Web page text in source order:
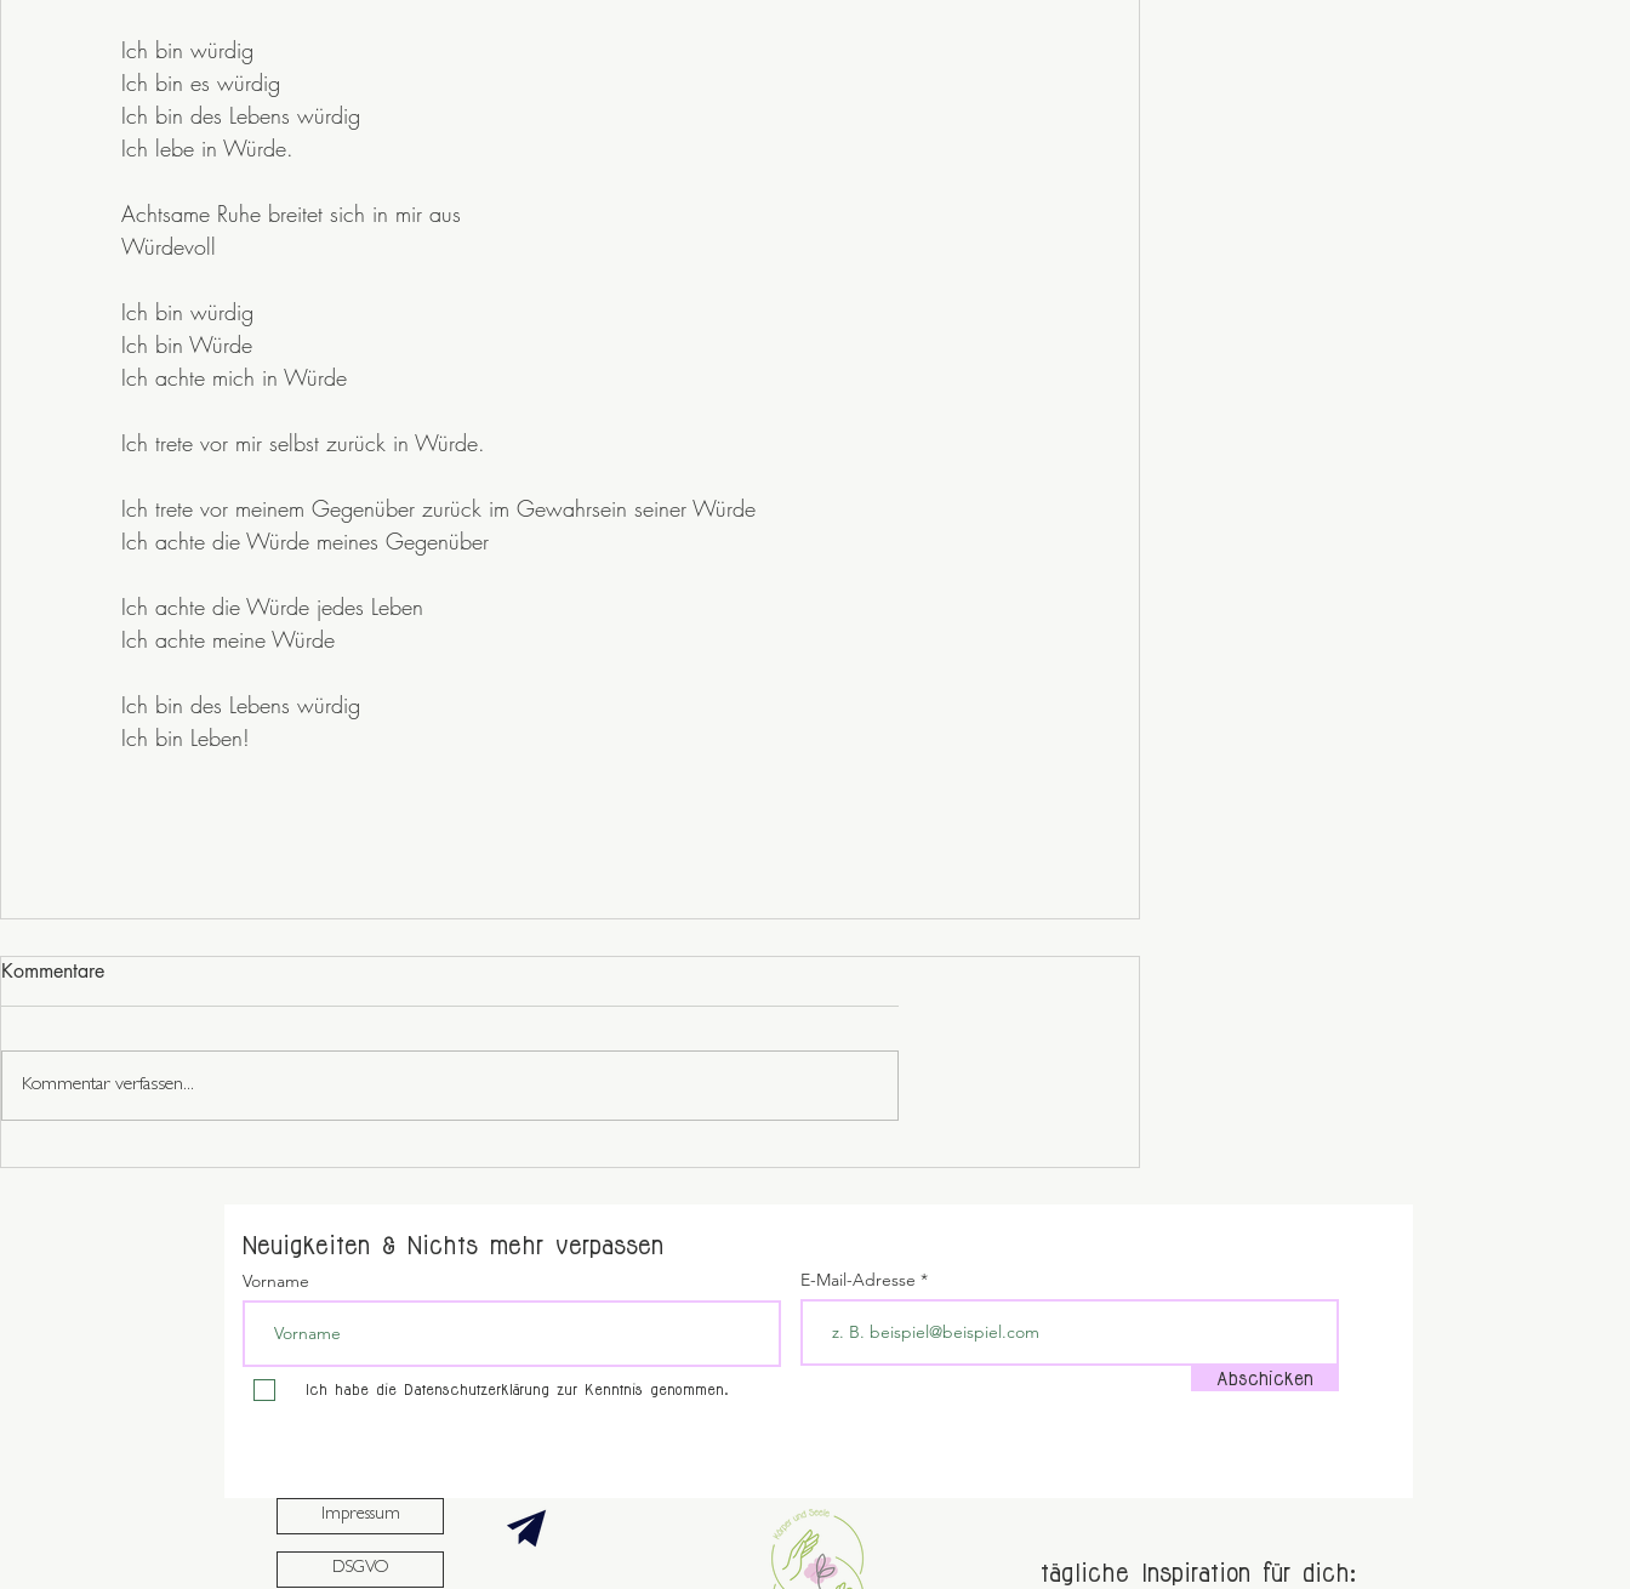
Ich bin würdig
Ich bin es würdig
Ich bin des Lebens würdig
Ich lebe in Würde.
Achtsame Ruhe breitet sich in mir aus
Würdevoll
Ich bin würdig
Ich bin Würde
Ich achte mich in Würde
Ich trete vor mir selbst zurück in Würde.
Ich trete vor meinem Gegenüber zurück im Gewahrsein seiner Würde
Ich achte die Würde meines Gegenüber
Ich achte die Würde jedes Leben
Ich achte meine Würde
Ich bin des Lebens würdig
Ich bin Leben!
Kommentare
Kommentar verfassen...
Neuigkeiten & Nichts mehr verpassen
Vorname
Ich habe die Datenschutzerklärung zur Kenntnis genommen.
E-Mail-Adresse
Abschicken
Impressum
DSGVO tägliche Inspiration für dich: